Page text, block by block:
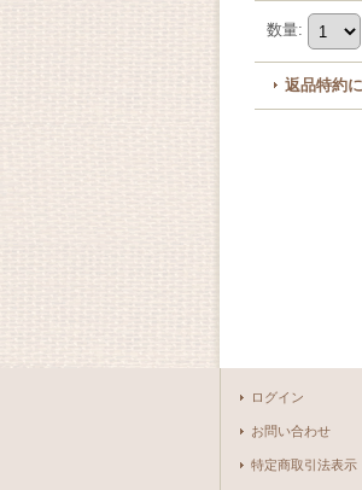
数量:
返品特約
ログイン
お問い合わせ
特定商取引法表示